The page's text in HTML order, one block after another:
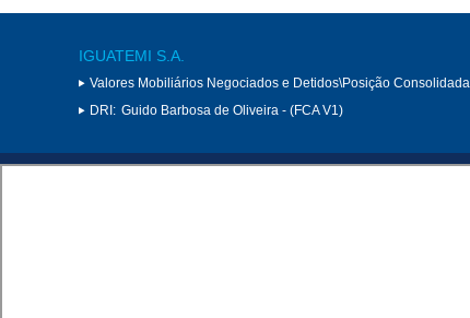
IGUATEMI S.A.
Valores Mobiliários Negociados e Detidos\Posição Consolidada
DRI: Guido Barbosa de Oliveira - (FCA V1)